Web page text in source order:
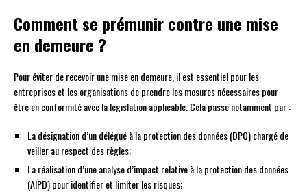
Comment se prémunir contre une mise
en demeure ?
Pour éviter de recevoir une mise en demeure, il est essentiel pour les
entreprises et les organisations de prendre les mesures nécessaires pour
être en conformité avec la législation applicable. Cela passe notamment par :
La désignation d’un délégué à la protection des données (DPO) chargé de
veiller au respect des règles;
La réalisation d’une analyse d’impact relative à la protection des données
(AIPD) pour identifier et limiter les risques;